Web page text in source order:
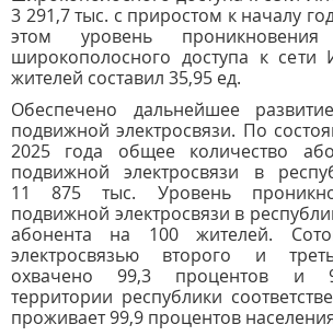
3 291,7 тыс. с приростом к началу
этом уровень проникновения
широкополосного доступа к сети
жителей составил 35,95 ед.
Обеспечено дальнейшее
подвижной электросвязи. По
2025 года общее количество
подвижной электросвязи в
11 875 тыс. Уровень
подвижной электросвязи в
абонента на 100 жителей.
электросвязью второго и
охвачено 99,3 процентов и
территории республики
проживает 99,9 процентов